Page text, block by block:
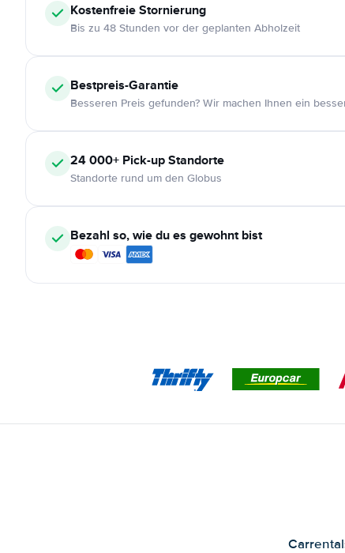
KostenfreieStornierung
Bis zu 48 Stunden vor der geplanten Abholzeit
Bestpreis-Garantie
Besseren Preis gefunden? Wir machen Ihnen ein
24 000+ Pick-up Standorte
Standorte rund um den Globus
Bezahl so, wie du es gewohnt bist